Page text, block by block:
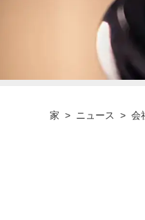
家 > ニュース > 会